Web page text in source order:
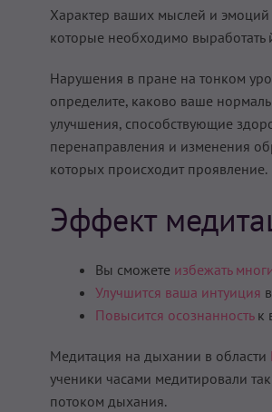
Характер ваших мыслей и
которые необходимо выработать
Нарушения в пране на тонком
определите, каково ваше
улучшения, способствующие
перенаправления и изменения
которых происходит проявление.
Эффект
Вы сможете избежать
Улучшится ваша интуиция
Повысится осознанностьк
Медитация на дыхании в области
ученики часами медитировали
потоком дыхания.